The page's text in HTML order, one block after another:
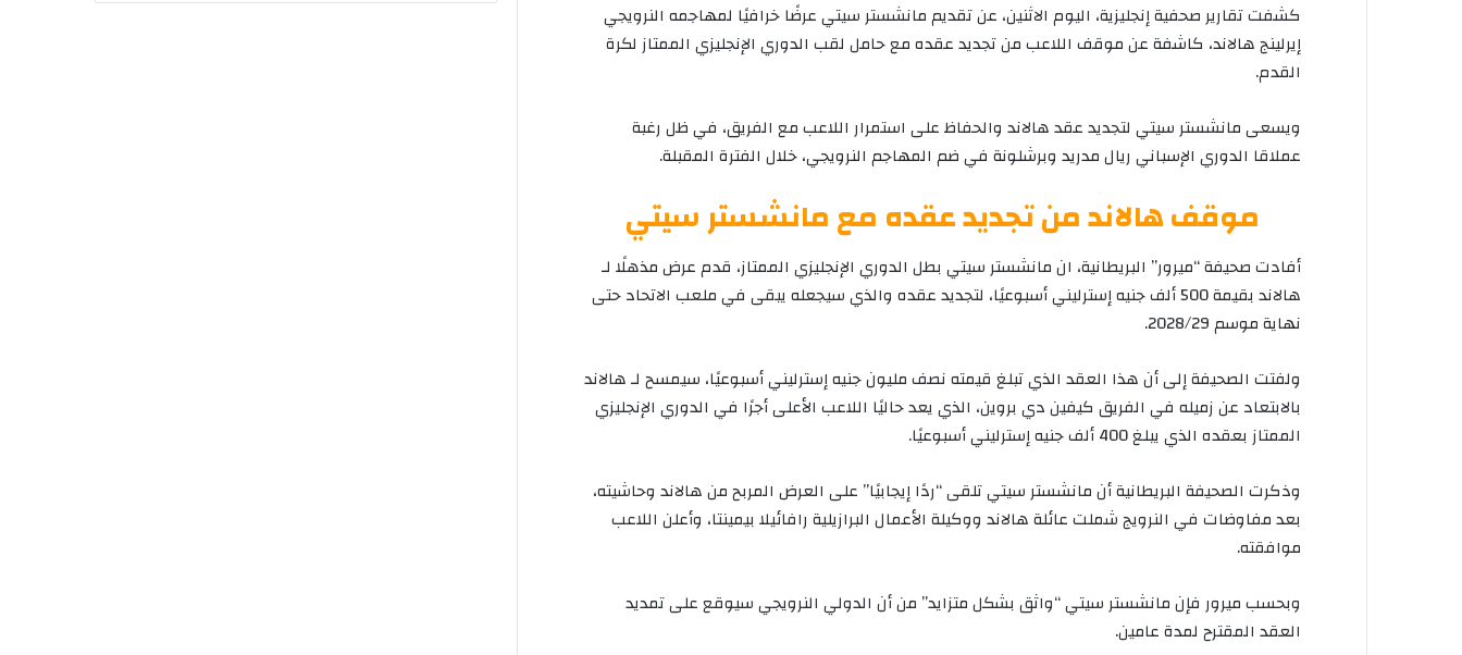
كشفت تقارير صحفية إنجليزية، اليوم الاثنين، عن تقديم مانشستر سيتي عرضًا خرافيًا لمهاجمه النرويجي
إيرلينج هالاند، كاشفة عن موقف اللاعب من تجديد عقده مع حامل لقب الدوري الإنجليزي الممتاز لكرة
القدم.
ويسعى مانشستر سيتي لتجديد عقد هالاند والحفاظ على استمرار اللاعب مع الفريق، في ظل رغبة
عملاقا الدوري الإسباني ريال مدريد وبرشلونة في ضم المهاجم النرويجي، خلال الفترة المقبلة.
موقف هالاند من تجديد عقده مع مانشستر سيتي
أفادت صحيفة “ميرور” البريطانية، ان مانشستر سيتي بطل الدوري الإنجليزي الممتاز، قدم عرض مذهلًا لـ
هالاند بقيمة 500 ألف جنيه إسترليني أسبوعيًا، لتجديد عقده والذي سيجعله يبقى في ملعب الاتحاد حتى
نهاية موسم 2028/29.
ولفتت الصحيفة إلى أن هذا العقد الذي تبلغ قيمته نصف مليون جنيه إسترليني أسبوعيًا، سيمسح لـ هالاند
بالابتعاد عن زميله في الفريق كيفين دي بروين، الذي يعد حاليًا اللاعب الأعلى أجرًا في الدوري الإنجليزي
الممتاز بعقده الذي يبلغ 400 ألف جنيه إسترليني أسبوعيًا.
وذكرت الصحيفة البريطانية أن مانشستر سيتي تلقى “ردًا إيجابيًا” على العرض المربح من هالاند وحاشيته،
بعد مفاوضات في النرويج شملت عائلة هالاند ووكيلة الأعمال البرازيلية رافائيلا بيمينتا، وأعلن اللاعب
موافقته.
وبحسب ميرور فإن مانشستر سيتي “واثق بشكل متزايد” من أن الدولي النرويجي سيوقع على تمديد
العقد المقترح لمدة عامين.